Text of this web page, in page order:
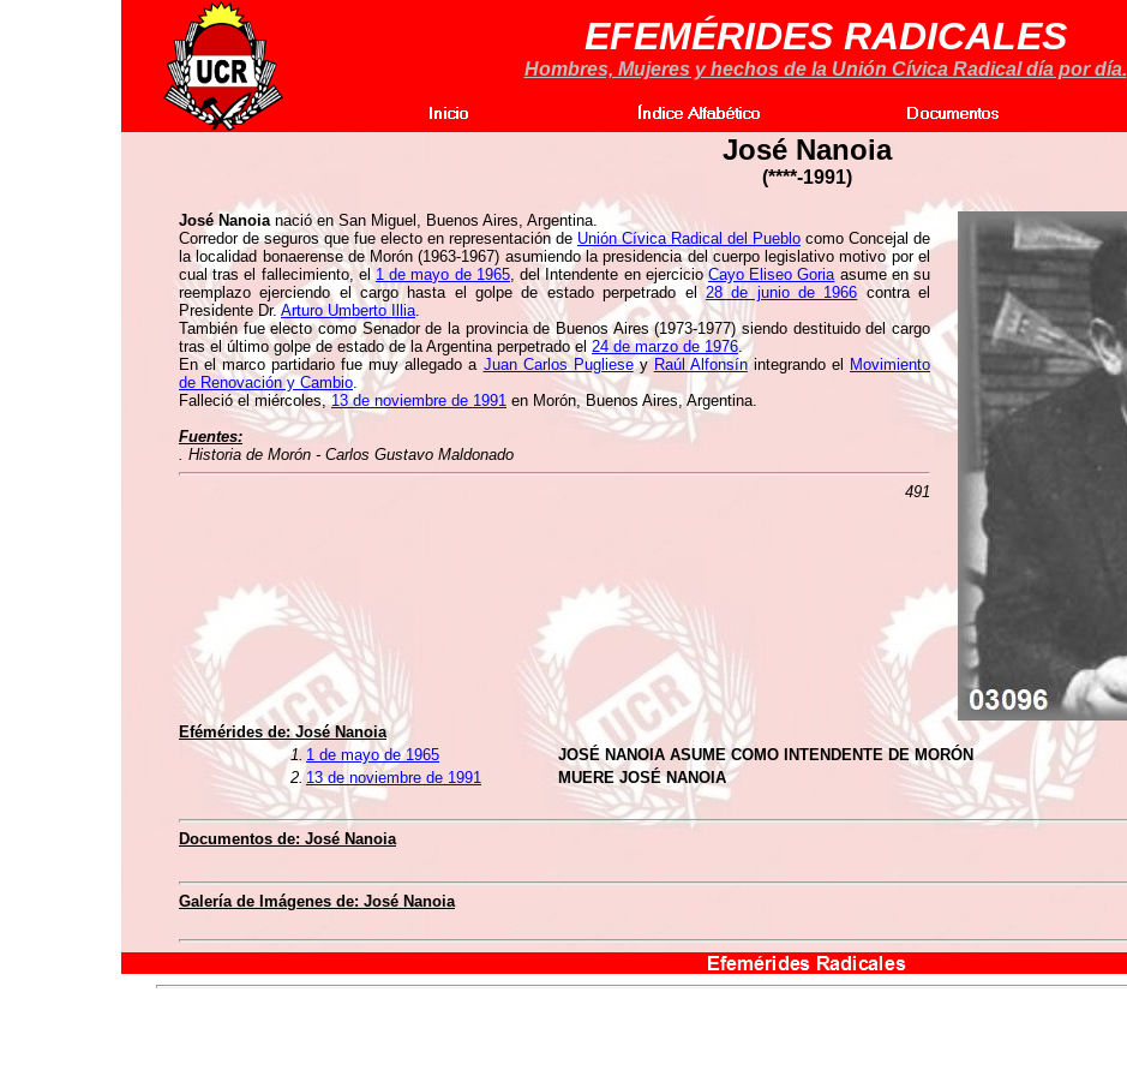
EFEMÉRIDES RADICALES
Hombres, Mujeres y hechos de la Unión Cívica Radical día por día.
José Nanoia
(****-1991)
José Nanoianació en San Miguel, Buenos Aires, Argentina.
Corredor de seguros que fue electo en representación de Unión Cívica Radical del Pueblo como Concejal de
la localidad bonaerense de Morón (1963-1967) asumiendo la presidencia del cuerpo legislativo motivo por el
cual tras el fallecimiento, el 1 de mayo de 1965, del Intendente en ejercicioCayo Eliseo Goriaasume en su
reemplazo ejerciendo el cargo hasta el golpe de estado perpetrado el 28 de junio de 1966 contra el
Presidente Dr.Arturo Umberto Illia.
También fue electo como Senador de la provincia de Buenos Aires (1973-1977) siendo destituido del cargo
tras el último golpe de estado de la Argentina perpetrado el 24 de marzo de 1976.
En el marco partidario fue muy allegado a Juan Carlos Pugliesey Raúl Alfonsínintegrando el
Movimiento
de Renovación y Cambio.
Falleció el miércoles,13 de noviembre de 1991 en Morón, Buenos Aires, Argentina.
Fuentes:
. Historia de Morón - Carlos Gustavo Maldonado
491
Efémérides de: José Nanoia
1. 1 de mayo de 1965
JOSÉ NANOIA ASUME COMO INTENDENTE DE MORÓN
2. 13 de noviembre de 1991 MUERE JOSÉ NANOIA
Documentos de: José Nanoia
Galería de Imágenes de: José Nanoia